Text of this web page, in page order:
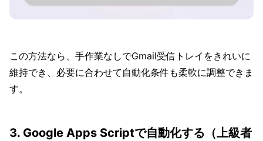
この方法なら、手作業なしでGmail受信トレイをきれいに
維持でき、必要に合わせて自動化条件も柔軟に調整できま
す。
3. Google Apps Scriptで自動化する（上級者